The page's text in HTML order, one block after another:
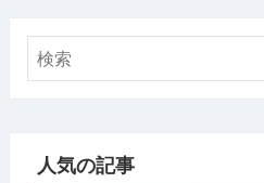
人気の記事